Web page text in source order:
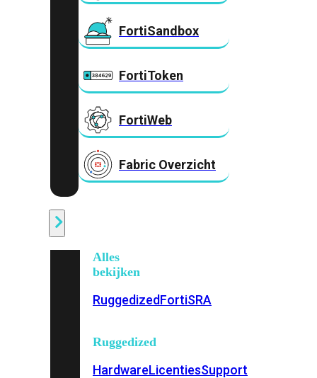
FortiSandbox
FortiToken
FortiWeb
Fabric Overzicht
Alles
bekijken
RuggedizedFortiSRA
Ruggedized
HardwareLicentiesSupport